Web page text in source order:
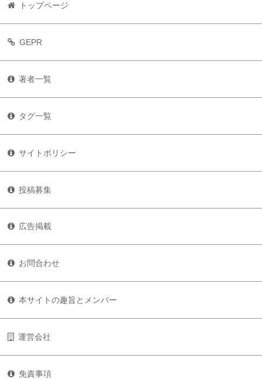
トップページ
GEPR
著者一覧
タグ一覧
サイトポリシー
投稿募集
広告掲載
お問合わせ
本サイトの趣旨とメンバー
運営会社
免責事項